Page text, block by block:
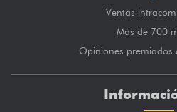
Ventas
Más de 700
Opiniones premiados